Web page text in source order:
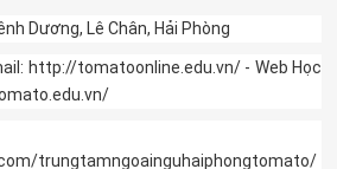
Dương, Lê Chân, Hải Phòng
http://tomatoonline.edu.vn/ - Web Học
trungtamngoainguhaiphongtomato/